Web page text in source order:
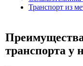
Транспорт из
транспорта у